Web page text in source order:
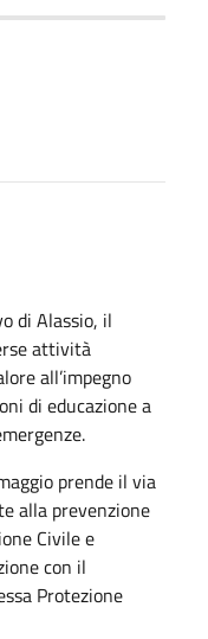
di Alassio, il
attività
all’impegno
di educazione a
prende il via
alla prevenzione
Civile e
con il
Protezione